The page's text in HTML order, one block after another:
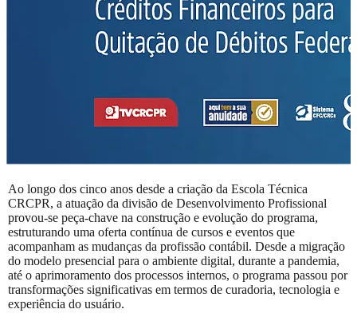
Ao longo dos cinco anos desde a criação da Escola Técnica
CRCPR, a atuação da divisão de Desenvolvimento Profissional
provou-se peça-chave na construção e evolução do programa,
estruturando uma oferta contínua de cursos e eventos que
acompanham as mudanças da profissão contábil. Desde a migração
do modelo presencial para o ambiente digital, durante a pandemia,
até o aprimoramento dos processos internos, o programa passou por
transformações significativas em termos de curadoria, tecnologia e
experiência do usuário.